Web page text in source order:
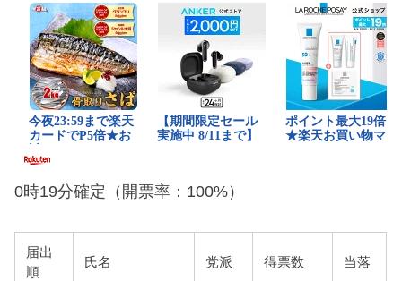
0時19分確定（開票率：100%）
届出
順
氏名 党派 得票数 当落